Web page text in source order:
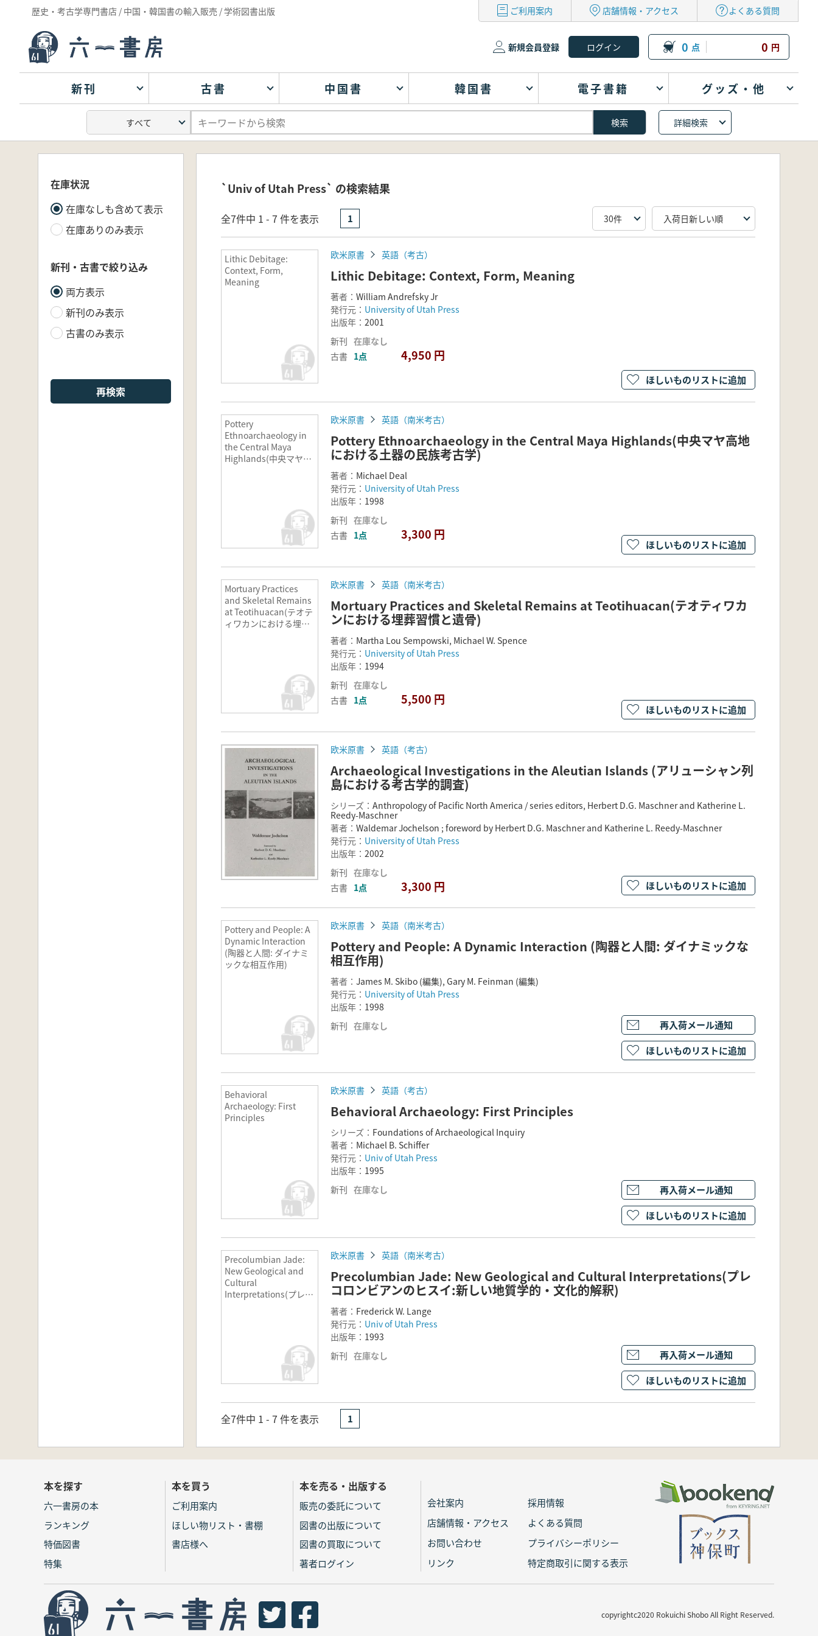
歴史・考古学専門書店 / 中国・韓国書の輸入販売 / 学術図書出版 ご利用案内 店舗情報・アクセス よくある質問
新規会員登録 0 点 0 円
新刊 古書 中国書 韓国書 電子書籍 グッズ・他
詳細検索
在庫状況
在庫なしも含めて表示
在庫ありのみ表示
新刊・古書で絞り込み
両方表示
新刊のみ表示
古書のみ表示
再検索
`Univ of Utah Press` の検索結果
全7件中 1 - 7 件を表示 1
Lithic Debitage:
Context, Form,
Meaning
欧米原書 英語（考古）
Lithic Debitage: Context, Form, Meaning
著者： William Andrefsky Jr
発行元： University of Utah Press
出版年： 2001
新刊 在庫なし
古書 1点 4,950 円
ほしいものリストに追加
Pottery
Ethnoarchaeology in
the Central Maya
Highlands(中央マヤ高
欧米原書 英語（南米考古）
Pottery Ethnoarchaeology in the Central Maya Highlands(中央マヤ高地
における土器の民族考古学)
著者： Michael Deal
発行元： University of Utah Press
出版年： 1998
新刊 在庫なし
古書 1点 3,300 円
ほしいものリストに追加
Mortuary Practices
and Skeletal Remains
at Teotihuacan(テオテ
ィワカンにおける埋葬
欧米原書 英語（南米考古）
Mortuary Practices and Skeletal Remains at Teotihuacan(テオティワカ
ンにおける埋葬習慣と遺骨)
著者： Martha Lou Sempowski, Michael W. Spence
発行元： University of Utah Press
出版年： 1994
新刊 在庫なし
古書 1点 5,500 円
ほしいものリストに追加
欧米原書 英語（考古）
Archaeological Investigations in the Aleutian Islands (アリューシャン列
島における考古学的調査)
シリーズ： Anthropology of Pacific North America / series editors, Herbert D.G. Maschner and Katherine L.
Reedy-Maschner
著者： Waldemar Jochelson ; foreword by Herbert D.G. Maschner and Katherine L. Reedy-Maschner
発行元： University of Utah Press
出版年： 2002
新刊 在庫なし
古書 1点 3,300 円 ほしいものリストに追加
Pottery and People: A
Dynamic Interaction
(陶器と人間: ダイナミ
ックな相互作用)
欧米原書 英語（南米考古）
Pottery and People: A Dynamic Interaction (陶器と人間: ダイナミックな
相互作用)
著者： James M. Skibo (編集), Gary M. Feinman (編集)
発行元： University of Utah Press
出版年： 1998
新刊 在庫なし
再入荷メール通知
ほしいものリストに追加
Behavioral
Archaeology: First
Principles
欧米原書 英語（考古）
Behavioral Archaeology: First Principles
シリーズ： Foundations of Archaeological Inquiry
著者： Michael B. Schiffer
発行元： Univ of Utah Press
出版年： 1995
新刊 在庫なし
再入荷メール通知
ほしいものリストに追加
Precolumbian Jade:
New Geological and
Cultural
Interpretations(プレコ
欧米原書 英語（南米考古）
Precolumbian Jade: New Geological and Cultural Interpretations(プレ
コロンビアンのヒスイ:新しい地質学的・文化的解釈)
著者： Frederick W. Lange
発行元： Univ of Utah Press
出版年： 1993
新刊 在庫なし
再入荷メール通知
ほしいものリストに追加
全7件中 1 - 7 件を表示 1
本を探す
六一書房の本
ランキング
特価図書
特集
本を買う
ご利用案内
ほしい物リスト・書棚
書店様へ
本を売る・出版する
販売の委託について
図書の出版について
図書の買取について
著者ログイン
会社案内
採用情報
店舗情報・アクセス
よくある質問
お問い合わせ
プライバシーポリシー
リンク
特定商取引に関する表示
copyrightc2020 Rokuichi Shobo All Right Reserved.